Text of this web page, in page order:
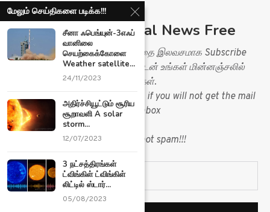
in you inbox
&
mark mail as not spam!!!
மேலும் செய்திகளை படிக்க!!!
சீனா ஃபெங்யுன்-3எஃப்
வானிலை
செயற்கைக்கோளை
Weather satellite...
24/11/2023
அதிர்ச்சியூட்டும் சூரிய
சூறாவளி A solar
storm...
12/07/2023
3 நட்சத்திரங்கள்
ட்விங்கிள் ட்விங்கிள்
லிட்டில் ஸ்டார்...
05/08/2023